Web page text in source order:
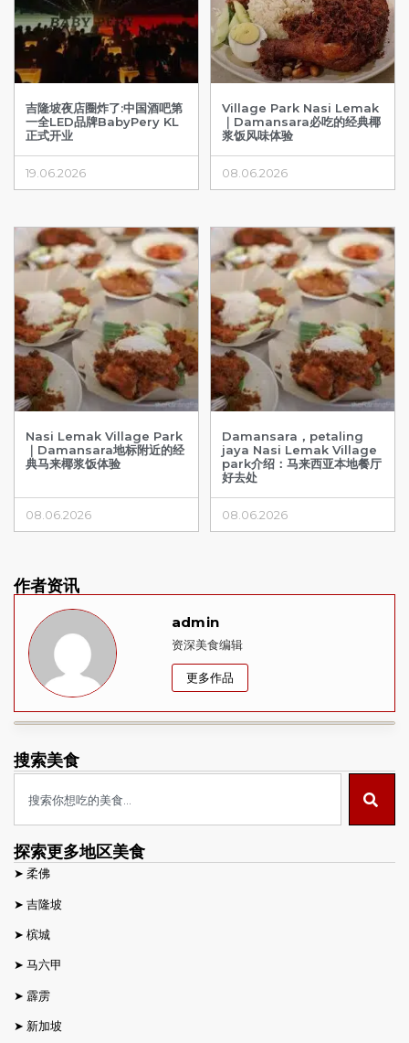
吉隆坡夜店圈炸了:中国酒吧第
一全LED品牌BabyPery KL
正式开业
19.06.2026
Village Park Nasi Lemak
｜Damansara必吃的经典椰
浆饭风味体验
08.06.2026
Nasi Lemak Village Park
｜Damansara地标附近的经
典马来椰浆饭体验
08.06.2026
Damansara，petaling
jaya Nasi Lemak Village
park介绍：马来西亚本地餐厅
好去处
08.06.2026
作者资讯
admin
资深美食编辑
更多作品
搜索美食
探索更多地区美食
➤ 柔佛
➤ 吉隆坡
➤ 槟城
➤ 马六甲
➤ 霹雳
➤ 新加坡